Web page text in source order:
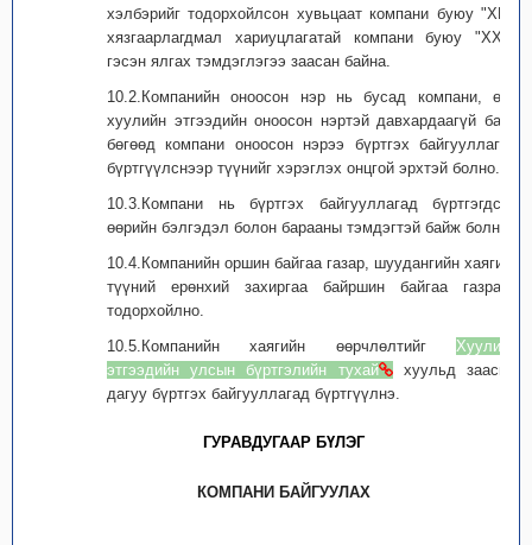
хэлбэрийг тодорхойлсон хувьцаат компани буюу "ХК",
хязгаарлагдмал хариуцлагатай компани буюу "ХХК"
гэсэн ялгах тэмдэглэгээ заасан байна.
10.2.Компанийн оноосон нэр нь бусад компани, өөр
хуулийн этгээдийн оноосон нэртэй давхардаагүй байх
бөгөөд компани оноосон нэрээ бүртгэх байгууллагад
бүртгүүлснээр түүнийг хэрэглэх онцгой эрхтэй болно.
10.3.Компани нь бүртгэх байгууллагад бүртгэгдсэн
өөрийн бэлгэдэл болон барааны тэмдэгтэй байж болно.
10.4.Компанийн оршин байгаа газар, шуудангийн хаягийг
түүний ерөнхий захиргаа байршин байгаа газраар
тодорхойлно.
10.5.Компанийн хаягийн өөрчлөлтийг Хуулийн
этгээдийн улсын бүртгэлийн тухай
хуульд заасны
дагуу бүртгэх байгууллагад бүртгүүлнэ.
ГУРАВДУГААР БҮЛЭГ
КОМПАНИ БАЙГУУЛАХ